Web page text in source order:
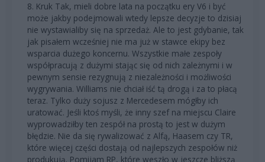
8. Kruk Tak, mieli dobre lata na początku ery V6 i być
może jakby podejmowali wtedy lepsze decyzje to dzisiaj
nie wystawialiby się na sprzedaż. Ale to jest gdybanie, tak
jak pisałem wcześniej nie ma już w stawce ekipy bez
wsparcia dużego koncernu. Wszystkie małe zespoły
współpracują z dużymi stając się od nich zależnymi i w
pewnym sensie rezygnują z niezależności i możliwości
wygrywania. Williams nie chciał iść tą drogą i za to płacą
teraz. Tylko duży sojusz z Mercedesem mógłby ich
uratować. Jeśli ktoś myśli, że inny szef na miejscu Claire
wyprowadziłby ten zespół na prostą to jest w dużym
błędzie. Nie da się rywalizować z Alfą, Haasem czy TR,
które więcej części dostają od najlepszych zespołów niż
produkują. Pomijam RP, które weszło w jeszcze bliższą